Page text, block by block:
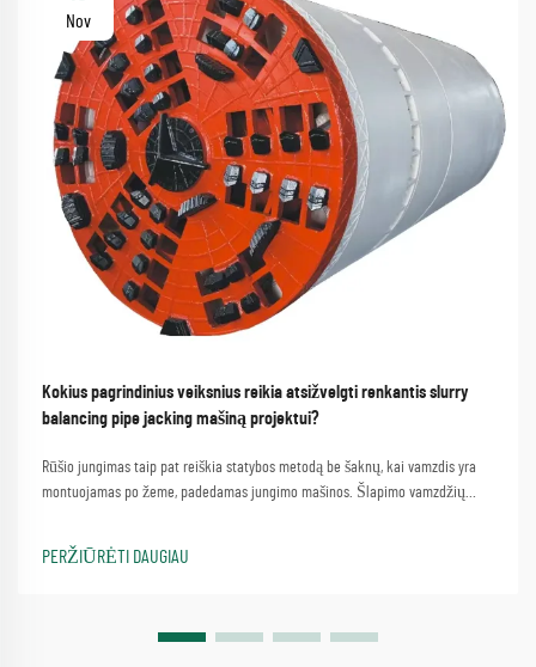
Nov
Kokius pagrindinius veiksnius reikia atsižvelgti renkantis slurry
balancing pipe jacking mašiną projektui?
Rūšio jungimas taip pat reiškia statybos metodą be šaknų, kai vamzdis yra
montuojamas po žeme, padedamas jungimo mašinos. Šlapimo vamzdžių
sutrikimus, ir yra didelis naudojamas progr...
PERŽIŪRĖTI DAUGIAU